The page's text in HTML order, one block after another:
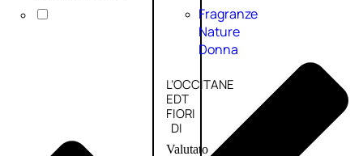
Fragranze
Nature
Donna
L’OCCITANE
EDT
FIORI
DI
Valutato